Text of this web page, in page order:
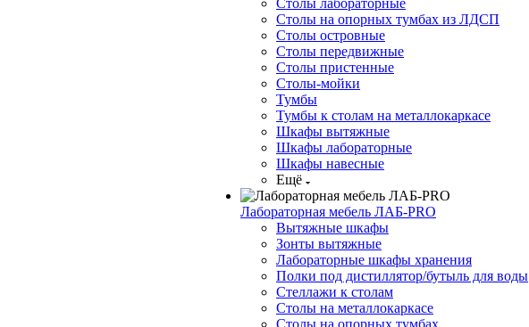
Столы лабораторные
Столы на опорных тумбах из ЛДСП
Столы островные
Столы передвижные
Столы пристенные
Столы-мойки
Тумбы
Тумбы к столам на металлокаркасе
Шкафы вытяжные
Шкафы лабораторные
Шкафы навесные
Ещё
Лабораторная мебель ЛАБ-PRO
Вытяжные шкафы
Зонты вытяжные
Лабораторные шкафы хранения
Полки под дистиллятор/бутыль для воды
Стеллажи к столам
Столы на металлокаркасе
Столы на опорных тумбах